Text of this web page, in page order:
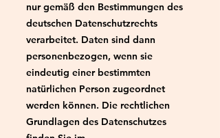
nur gemäß den Bestimmungen des
deutschen Datenschutzrechts
verarbeitet. Daten sind dann
personenbezogen, wenn sie
eindeutig einer bestimmten
natürlichen Person zugeordnet
werden können. Die rechtlichen
Grundlagen des Datenschutzes